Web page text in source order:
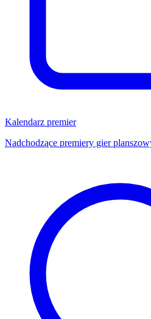
Kalendarz premier
Nadchodzące premiery gier